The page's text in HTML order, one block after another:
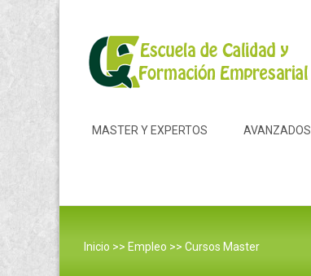
MASTER Y EXPERTOS AVANZADOS
Inicio >> Empleo >> Cursos Master